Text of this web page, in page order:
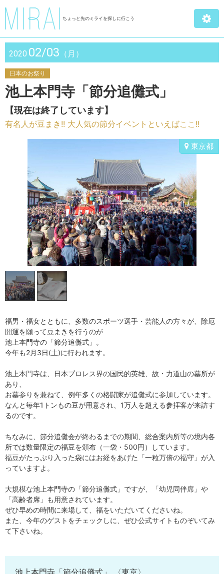
ちょっと先のミライを探しに行こう
2020 02/03 （月）
日本のお祭り
池上本門寺「節分追儺式」
【現在は終了しています】
有名人が豆まき!! 大人気の節分イベントといえばここ!!
東京都
福男・福女とともに、多数のスポーツ選手・芸能人の方々が、除厄
開運を願って豆まきを行うのが
池上本門寺の「節分追儺式」。
今年も2月3日(土)に行われます。
池上本門寺は、日本プロレス界の国民的英雄、故・力道山の墓所が
あり、
お墓参りを兼ねて、例年多くの格闘家が追儺式に参加しています。
なんと毎年1トンもの豆が用意され、1万人を超える参拝客が来訪す
るのです。
ちなみに、節分追儺会が終わるまでの期間、総合案内所等の境内各
所では数量限定の福豆を頒布（一袋・500円）しています。
福豆がたっぷり入った袋にはお経をあげた「一粒万倍の福守」が入
っていますよ。
大規模な池上本門寺の「節分追儺式」ですが、「幼児同伴席」や
「高齢者席」も用意されています。
ぜひ早めの時間に来場して、福をいただいてくださいね。
また、今年のゲストをチェックしに、ぜひ公式サイトものぞいてみ
て下さいね。